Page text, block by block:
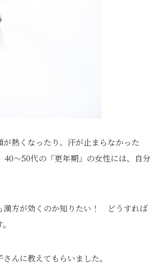
熱くなったり、汗が止まらなかった
～50代の「更年期」の女性には、自分
方が効くのか知りたい！ どうすれば
んに教えてもらいました。